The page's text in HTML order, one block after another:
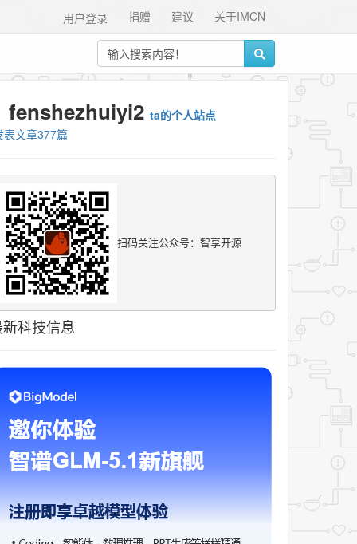
关于IMCN
建议
捐赠
用户登录
fenshezhuiyi2 ta的个人站点
表文章377篇
扫码关注公众号：智享开源
科技信息